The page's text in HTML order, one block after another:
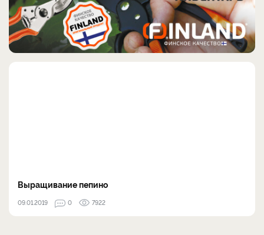
Выращивание пепино
09.01.2019 0 7922